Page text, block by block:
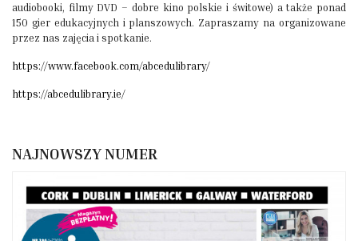
audiobooki, filmy DVD – dobre kino polskie i świtowe) a także ponad
150 gier edukacyjnych i planszowych. Zapraszamy na organizowane
przez nas zajęcia i spotkanie.
https://www.facebook.com/abcedulibrary/
https://abcedulibrary.ie/
NAJNOWSZY NUMER